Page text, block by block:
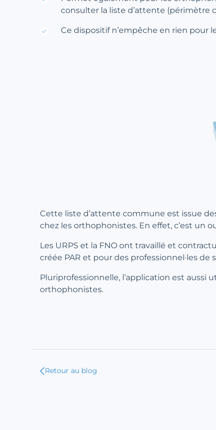
consulter la liste d’attente (périmètre
Ce dispositif n’empêche en rien pour
Cette liste d’attente commune est issue
chez les orthophonistes. En effet, c’est un
Les URPS et la FNO ont travaillé et
créée PAR et pour des professionnel·les
Pluriprofessionnelle, l’application est aussi
orthophonistes.
Retour au blog